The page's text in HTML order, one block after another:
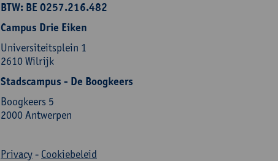
BTW: BE 0257.216.482
Campus Drie Eiken
Universiteitsplein 1
2610 Wilrijk
Stadscampus - De Boogkeers
Boogkeers 5
2000 Antwerpen
Privacy- Cookiebeleid